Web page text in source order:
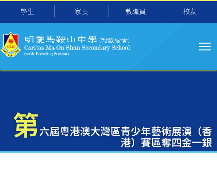
移至主內容
學生 家長 教職員 校友
导
航
第六屆粵港澳大灣區青少年藝術展演（香
港）賽區奪四金一銀
導